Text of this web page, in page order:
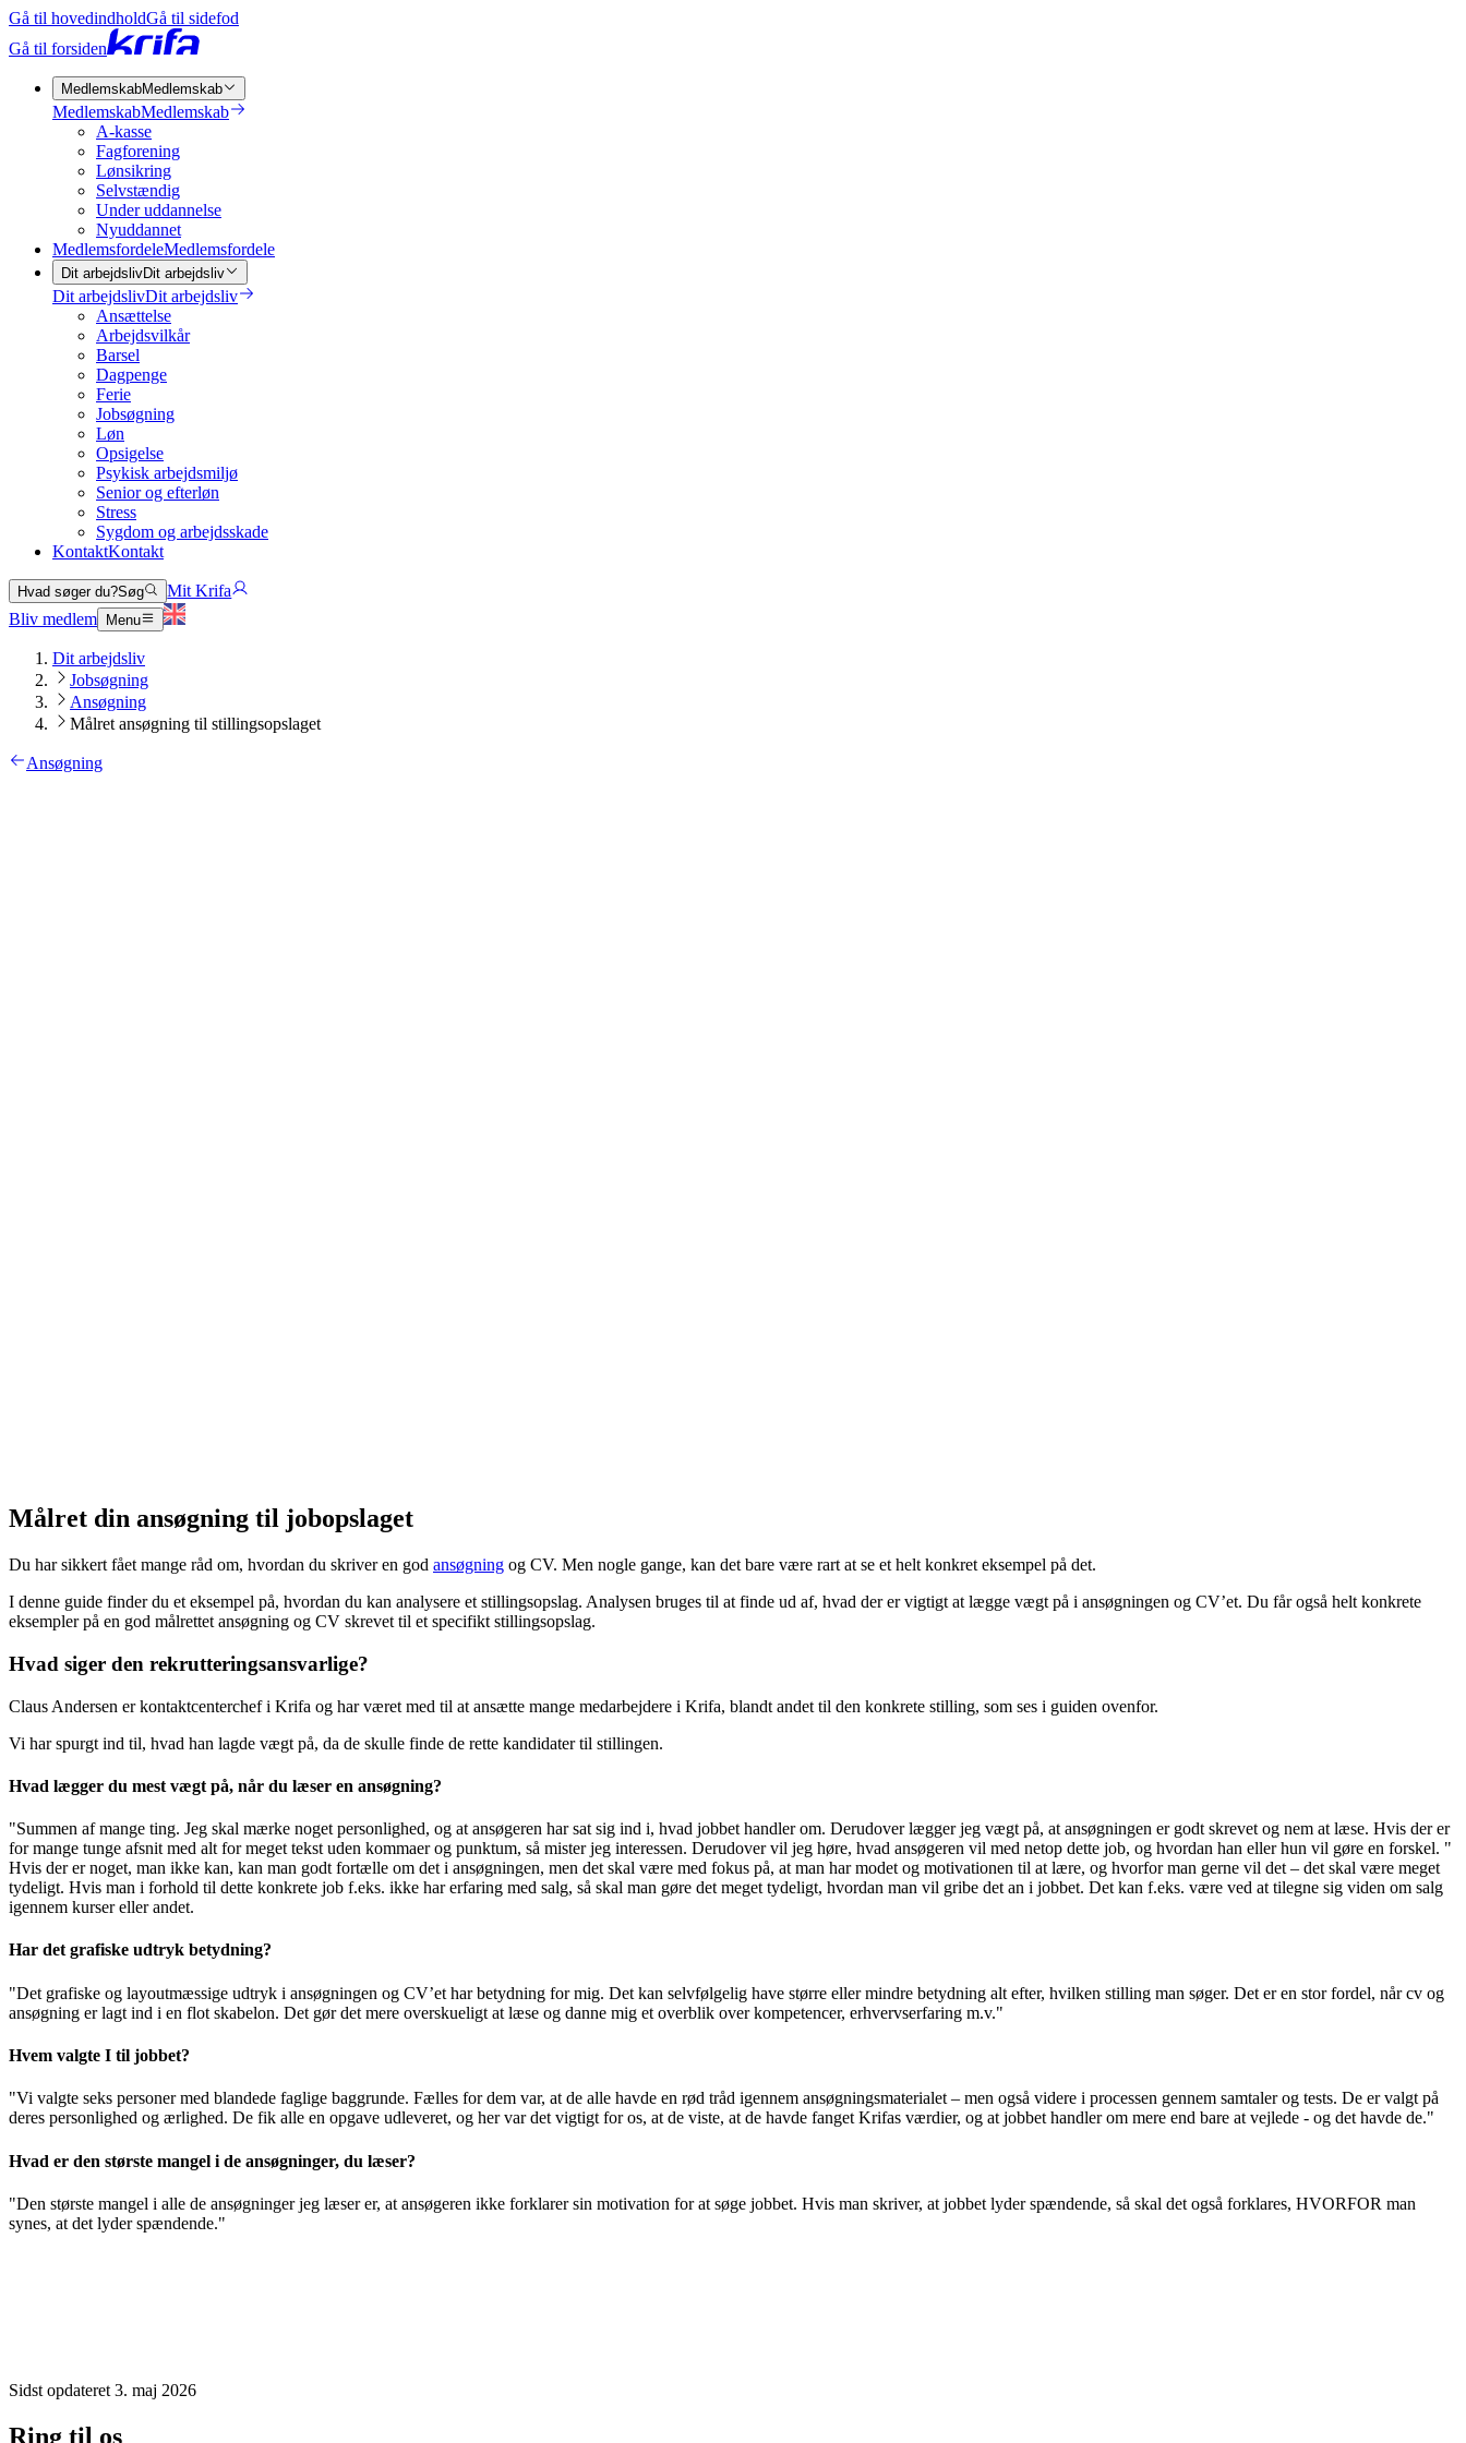
Gå til hovedindholdGå til sidefod
Gå til forsiden
MedlemskabMedlemskab
MedlemskabMedlemskab
A-kasse
Fagforening
Lønsikring
Selvstændig
Under uddannelse
Nyuddannet
MedlemsfordeleMedlemsfordele
Dit arbejdslivDit arbejdsliv
Dit arbejdslivDit arbejdsliv
Ansættelse
Arbejdsvilkår
Barsel
Dagpenge
Ferie
Jobsøgning
Løn
Opsigelse
Psykisk arbejdsmiljø
Senior og efterløn
Stress
Sygdom og arbejdsskade
KontaktKontakt
Hvad søger du?Søg
Mit Krifa
Bliv medlem
Menu
Dit arbejdsliv
Jobsøgning
Ansøgning
Målret ansøgning til stillingsopslaget
Ansøgning
Målret din ansøgning til jobopslaget
Du har sikkert fået mange råd om, hvordan du skriver en god ansøgning og CV. Men nogle gange, kan det bare være rart at se et helt konkret eksempel på det.
I denne guide finder du et eksempel på, hvordan du kan analysere et stillingsopslag. Analysen bruges til at finde ud af, hvad der er vigtigt at lægge vægt på i ansøgningen og CV’et. Du får også helt konkrete
eksempler på en god målrettet ansøgning og CV skrevet til et specifikt stillingsopslag.
Hvad siger den rekrutteringsansvarlige?
Claus Andersen er kontaktcenterchef i Krifa og har været med til at ansætte mange medarbejdere i Krifa, blandt andet til den konkrete stilling, som ses i guiden ovenfor.
Vi har spurgt ind til, hvad han lagde vægt på, da de skulle finde de rette kandidater til stillingen.
Hvad lægger du mest vægt på, når du læser en ansøgning?
"Summen af mange ting. Jeg skal mærke noget personlighed, og at ansøgeren har sat sig ind i, hvad jobbet handler om. Derudover lægger jeg vægt på, at ansøgningen er godt skrevet og nem at læse. Hvis der er
for mange tunge afsnit med alt for meget tekst uden kommaer og punktum, så mister jeg interessen. Derudover vil jeg høre, hvad ansøgeren vil med netop dette job, og hvordan han eller hun vil gøre en forskel. "
Hvis der er noget, man ikke kan, kan man godt fortælle om det i ansøgningen, men det skal være med fokus på, at man har modet og motivationen til at lære, og hvorfor man gerne vil det – det skal være meget
tydeligt. Hvis man i forhold til dette konkrete job f.eks. ikke har erfaring med salg, så skal man gøre det meget tydeligt, hvordan man vil gribe det an i jobbet. Det kan f.eks. være ved at tilegne sig viden om salg
igennem kurser eller andet.
Har det grafiske udtryk betydning?
"Det grafiske og layoutmæssige udtryk i ansøgningen og CV’et har betydning for mig. Det kan selvfølgelig have større eller mindre betydning alt efter, hvilken stilling man søger. Det er en stor fordel, når cv og
ansøgning er lagt ind i en flot skabelon. Det gør det mere overskueligt at læse og danne mig et overblik over kompetencer, erhvervserfaring m.v."
Hvem valgte I til jobbet?
"Vi valgte seks personer med blandede faglige baggrunde. Fælles for dem var, at de alle havde en rød tråd igennem ansøgningsmaterialet – men også videre i processen gennem samtaler og tests. De er valgt på
deres personlighed og ærlighed. De fik alle en opgave udleveret, og her var det vigtigt for os, at de viste, at de havde fanget Krifas værdier, og at jobbet handler om mere end bare at vejlede - og det havde de."
Hvad er den største mangel i de ansøgninger, du læser?
"Den største mangel i alle de ansøgninger jeg læser er, at ansøgeren ikke forklarer sin motivation for at søge jobbet. Hvis man skriver, at jobbet lyder spændende, så skal det også forklares, HVORFOR man
synes, at det lyder spændende."
Sidst opdateret 3. maj 2026
Ring til os